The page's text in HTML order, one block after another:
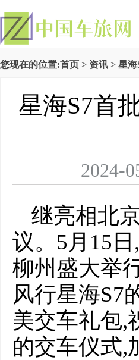
您现在的位置:首页 > 资讯 > 星
星海S7首
继亮相北
议。5月15
柳州盛大举
风行星海S7
美交车礼包,
的交车仪式,